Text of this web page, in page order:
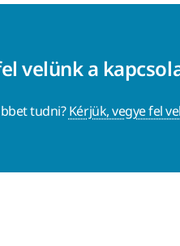
velünk a
tudni?Kérjük, vegye fel